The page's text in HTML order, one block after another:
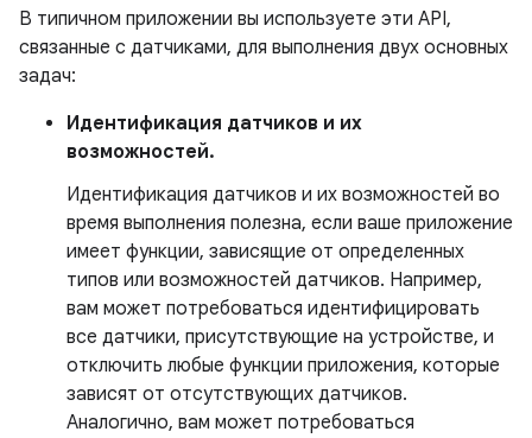
В типичном приложении вы используете эти API,
связанные с датчиками, для выполнения двух основных
задач:
Идентификация датчиков и их
возможностей.
Идентификация датчиков и их возможностей во
время выполнения полезна, если ваше приложение
имеет функции, зависящие от определенных
типов или возможностей датчиков. Например,
вам может потребоваться идентифицировать
все датчики, присутствующие на устройстве, и
отключить любые функции приложения, которые
зависят от отсутствующих датчиков.
Аналогично, вам может потребоваться